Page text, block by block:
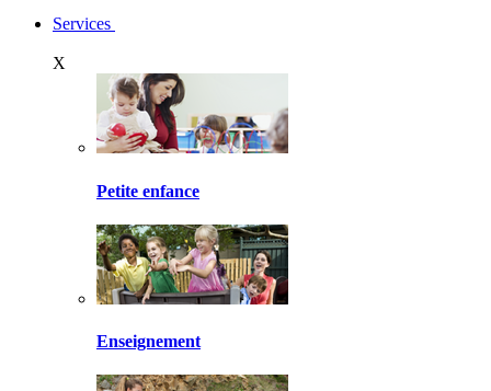
Services
X
Petite enfance
Enseignement